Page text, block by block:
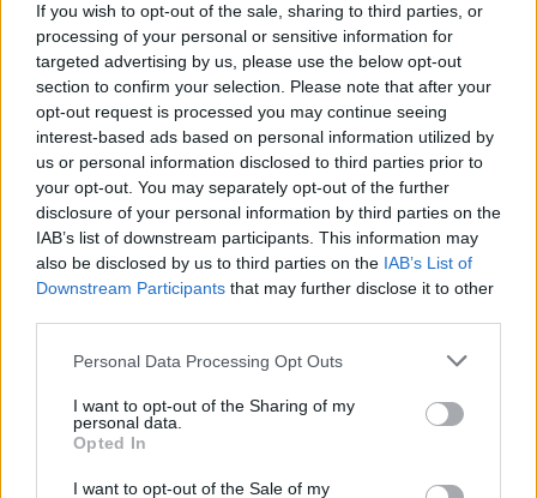
If you wish to opt-out of the sale, sharing to third parties, or
processing of your personal or sensitive information for
targeted advertising by us, please use the below opt-out
section to confirm your selection. Please note that after your
opt-out request is processed you may continue seeing
interest-based ads based on personal information utilized by
us or personal information disclosed to third parties prior to
your opt-out. You may separately opt-out of the further
disclosure of your personal information by third parties on the
IAB’s list of downstream participants. This information may
also be disclosed by us to third parties on the IAB’s List of
Downstream Participants that may further disclose it to other
Please note that this website/app uses one or more Google
not limited to your visit or usage behaviour. You may click to
grant or deny consent to Google and its third-party tags to
use your data for below specified purposes in below Google
consent section.
Personal Data Processing Opt Outs
I want to opt-out of the Sharing of my
personal data.
Opted In
I want to opt-out of the Sale of my
FLASH FOCUS